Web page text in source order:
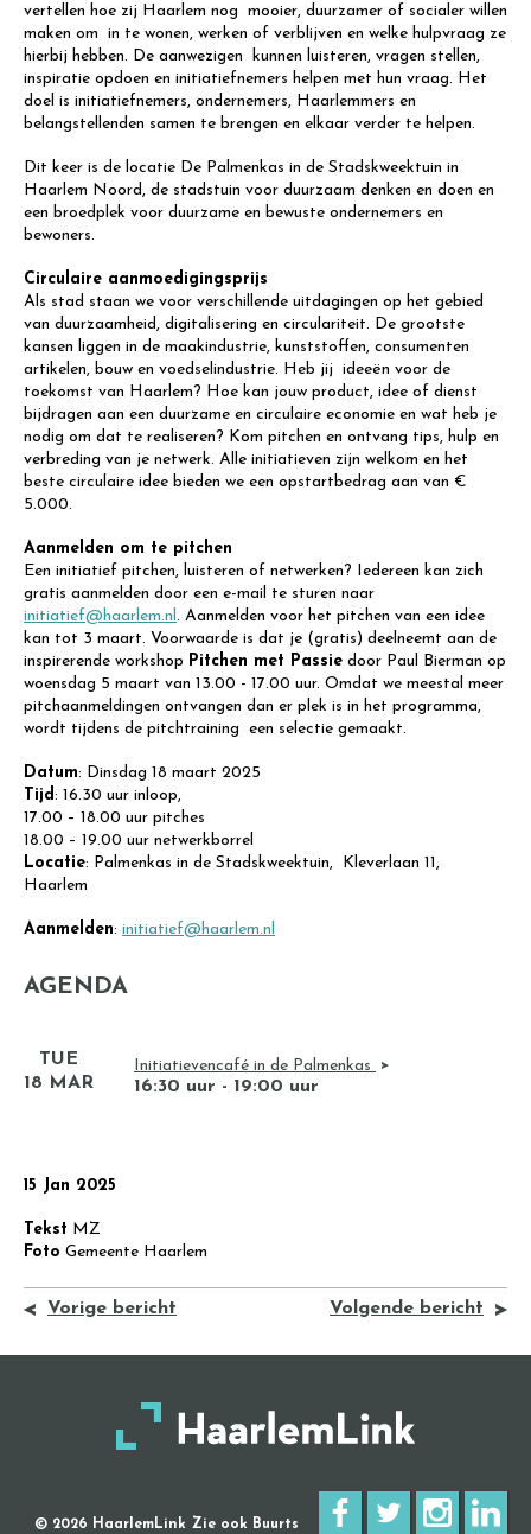
vertellen hoe zij Haarlem nog mooier, duurzamer of socialer willen
maken om in te wonen, werken of verblijven en welke hulpvraag ze
hierbij hebben. De aanwezigen kunnen luisteren, vragen stellen,
inspiratie opdoen en initiatiefnemers helpen met hun vraag. Het
doel is initiatiefnemers, ondernemers, Haarlemmers en
belangstellenden samen te brengen en elkaar verder te helpen.
Dit keer is de locatie De Palmenkas in de Stadskweektuin in
Haarlem Noord, de stadstuin voor duurzaam denken en doen en
een broedplek voor duurzame en bewuste ondernemers en
bewoners.
Circulaire aanmoedigingsprijs
Als stad staan we voor verschillende uitdagingen op het gebied
van duurzaamheid, digitalisering en circulariteit. De grootste
kansen liggen in de maakindustrie, kunststoffen, consumenten
artikelen, bouw en voedselindustrie. Heb jij ideeën voor de
toekomst van Haarlem? Hoe kan jouw product, idee of dienst
bijdragen aan een duurzame en circulaire economie en wat heb je
nodig om dat te realiseren? Kom pitchen en ontvang tips, hulp en
verbreding van je netwerk. Alle initiatieven zijn welkom en het
beste circulaire idee bieden we een opstartbedrag aan van €
5.000.
Aanmelden om te pitchen
Een initiatief pitchen, luisteren of netwerken? Iedereen kan zich
gratis aanmelden door een e-mail te sturen naar
initiatief@haarlem.nl. Aanmelden voor het pitchen van een idee
kan tot 3 maart. Voorwaarde is dat je (gratis) deelneemt aan de
inspirerende workshop Pitchen met Passie door Paul Bierman op
woensdag 5 maart van 13.00 - 17.00 uur. Omdat we meestal meer
pitchaanmeldingen ontvangen dan er plek is in het programma,
wordt tijdens de pitchtraining een selectie gemaakt.
Datum: Dinsdag 18 maart 2025
Tijd: 16.30 uur inloop,
17.00 – 18.00 uur pitches
18.00 – 19.00 uur netwerkborrel
Locatie: Palmenkas in de Stadskweektuin, Kleverlaan 11,
Haarlem
Aanmelden: initiatief@haarlem.nl
AGENDA
TUE
18 MAR
Initiatievencafé in de Palmenkas
16:30 uur - 19:00 uur
15 Jan 2025
Tekst MZ
Foto Gemeente Haarlem
Vorige bericht Volgende bericht
© 2026 HaarlemLink Zie ook Buurts